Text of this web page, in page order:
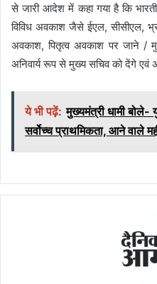
से जारी आदेश में कहा गया है कि
विविध अवकाश जैसे ईएल, सीसीएल,
अवकाश, पितृत्व अवकाश पर जाने /
अनिवार्य रूप से मुख्य सचिव को देंगे एवं
ये भी पढ़ें: मुख्यमंत्री धामी बोले-
सर्वोच्च प्राथमिकता, आने वाले